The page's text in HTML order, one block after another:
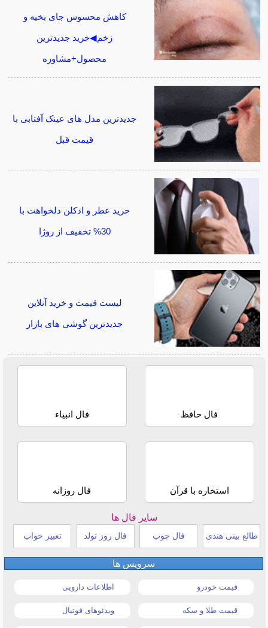
کاهش محسوس جای بخیه و
زخم◀خرید جدیدترین
محصول+مشاوره
جدیدترین مدل های عینک آفتابی با
قیمت قبل
خرید عطر و ادکلن دلخواهت با
30% تخفیف از روژا
لیست قیمت و خرید آنلاین
جدیدترین گوشی های بازار
فال حافظ فال انبیاء
استخاره با قرآن فال روزانه
سایر فال ها
طالع بینی هندی فال چوب فال روز تولد تعبیر خواب
سرویس ها
قیمت خودرو اطلاعات دارویی
قیمت طلا و سکه ویدئوهای فوتبال